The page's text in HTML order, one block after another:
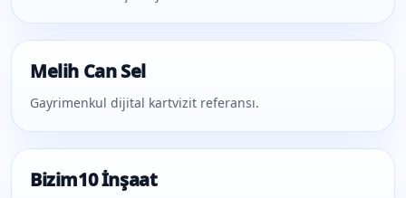
Melih Can Sel
Gayrimenkul dijital kartvizit referansı.
Bizim10 İnşaat